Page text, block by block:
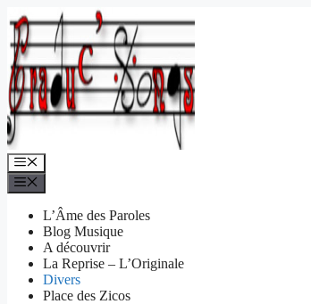
Aller
au
contenu
Menu
L’Âme des Paroles
Blog Musique
A découvrir
La Reprise – L’Originale
Divers
Place des Zicos